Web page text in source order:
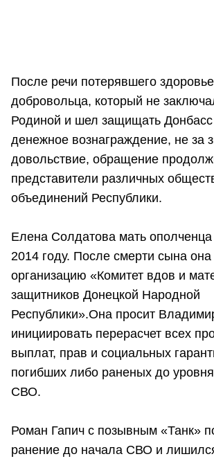
После речи потерявшего
добровольца, который не
Родиной и шел защищать Донбасс
денежное вознаграждение, не за
довольствие, обращение
представители различных
объединений Республики.
Елена Солдатова мать ополченца
2014 году. После смерти сына
организацию «Комитет вдов и
защитников Донецкой Народной
Республики».Она просит
инициировать перерасчет всех
выплат, прав и социальных
погибших либо раненых до уровня
СВО.
Роман Гапич с позывным «Танк»
ранение до начала СВО и